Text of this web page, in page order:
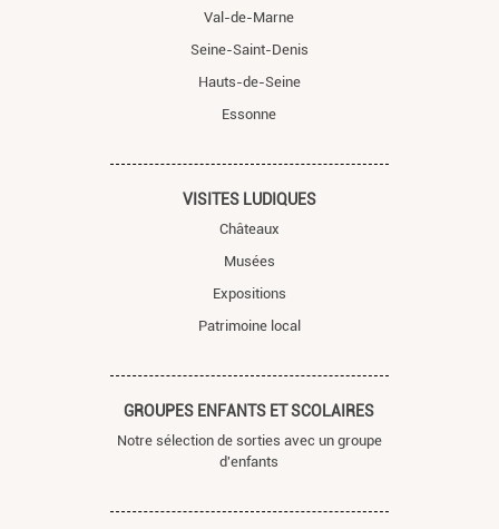
Val-de-Marne
Seine-Saint-Denis
Hauts-de-Seine
Essonne
VISITES LUDIQUES
Châteaux
Musées
Expositions
Patrimoine local
GROUPES ENFANTS ET SCOLAIRES
Notre sélection de sorties avec un groupe
d'enfants